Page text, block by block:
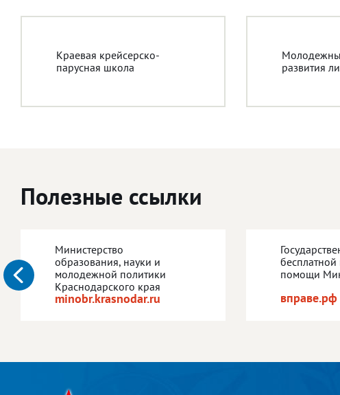
Краевая крейсерско-
парусная школа
развития
Полезные ссылки
Министерство
образования, науки и
молодежной политики
Краснодарского края
minobr.krasnodar.ru
помощи
вправе.рф